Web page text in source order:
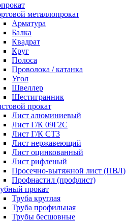
металлопрокат
Арматура
Балка
Квадрат
Круг
Полоса
Проволока / катанка
Угол
Швеллер
Шестигранник
прокат
Лист алюминиевый
Лист Г/К 09Г2С
Лист Г/К СТ3
Лист нержавеющий
Лист оцинкованный
Лист рифленый
Просечно-вытяжной лист (ПВЛ)
Профнастил (профлист)
прокат
Труба круглая
Труба профильная
Трубы бесшовные